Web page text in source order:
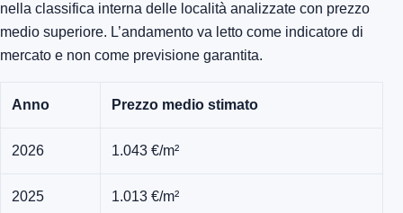
nella classifica interna delle località analizzate con prezzo
medio superiore. L’andamento va letto come indicatore di
mercato e non come previsione garantita.
Anno Prezzo medio stimato
2026 1.043 €/m²
2025 1.013 €/m²